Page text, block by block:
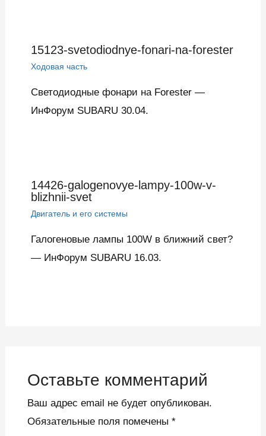
15123-svetodiodnye-fonari-na-forester
Ходовая часть
Светодиодные фонари на Forester —
ИнФорум SUBARU 30.04.
14426-galogenovye-lampy-100w-v-
blizhnii-svet
Двигатель и его системы
Галогеновые лампы 100W в ближний свет?
— ИнФорум SUBARU 16.03.
Оставьте комментарий
Ваш адрес email не будет опубликован.
Обязательные поля помечены *